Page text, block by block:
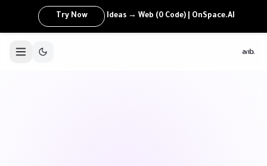
Ideas → Web (0 Code) | OnSpace.AI
Try Now